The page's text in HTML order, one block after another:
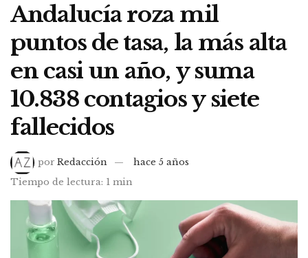
Andalucía roza mil
puntos de tasa, la más alta
en casi un año, y suma
10.838 contagios y siete
fallecidos
por Redacción
hace 5 años
Tiempo de lectura: 1 min